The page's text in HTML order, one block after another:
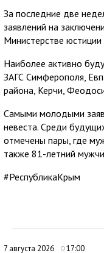
За последние две
заявлений на
Министерстве
Наиболее активно
ЗАГС Симферополя,
района, Керчи,
Самыми молодыми
невеста. Среди
отмечены пары, где
также 81-летний
#РеспубликаКрым
7 августа 2026 17:00